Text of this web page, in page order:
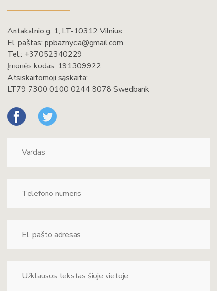
Antakalnio g. 1, LT-10312 Vilnius
El. paštas: ppbaznycia@gmail.com
Tel.: +37052340229
Įmonės kodas: 191309922
Atsiskaitomoji sąskaita:
LT79 7300 0100 0244 8078 Swedbank